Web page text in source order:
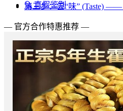
🔍 真假鉴别
第三步：尝“味” (Taste)
— 官方合作特惠推荐 —